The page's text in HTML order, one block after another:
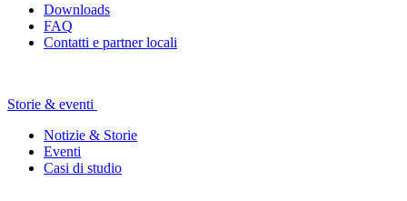
Downloads
FAQ
Contatti e partner locali
Storie & eventi
Notizie & Storie
Eventi
Casi di studio